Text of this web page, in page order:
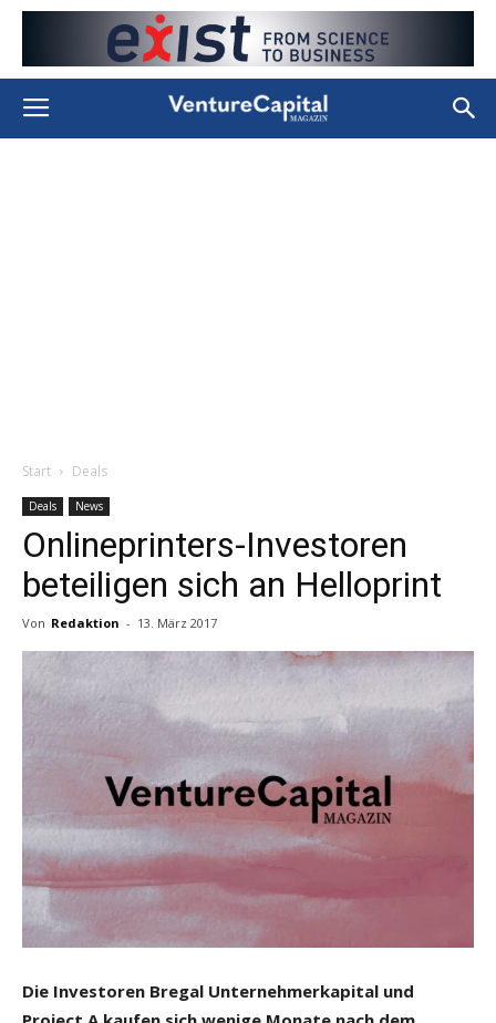
Start Deals
Deals News
Onlineprinters-Investoren
beteiligen sich an Helloprint
Von Redaktion - 13. März 2017
Die Investoren Bregal Unternehmerkapital und